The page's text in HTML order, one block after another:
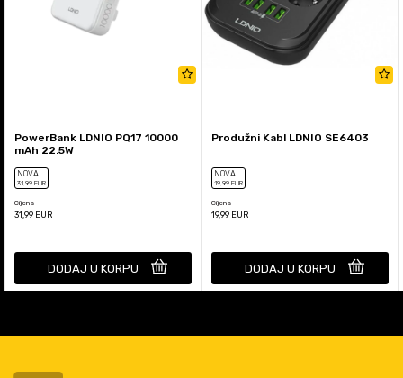
PowerBank LDNIO PQ17 10000
mAh 22.5W
NOVA
31,99 EUR
Cijena
31,99 EUR
DODAJ U KORPU
Produžni Kabl LDNIO SE6403
NOVA
19,99 EUR
Cijena
19,99 EUR
DODAJ U KORPU